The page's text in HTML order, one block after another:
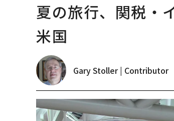
夏の旅行、関税・
米国
Gary Stoller | Contributor